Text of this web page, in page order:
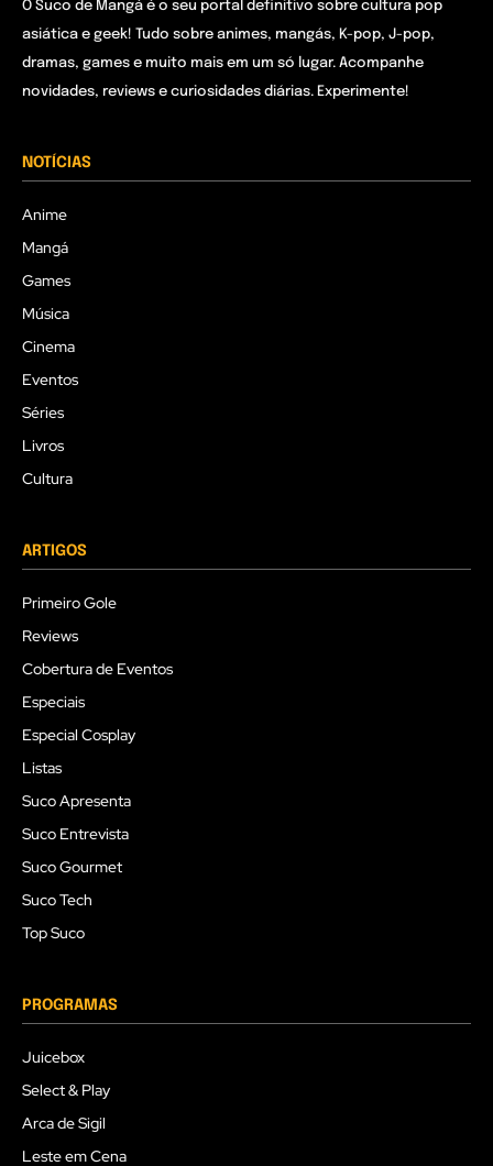
O Suco de Mangá é o seu portal definitivo sobre cultura pop
asiática e geek! Tudo sobre animes, mangás, K-pop, J-pop,
dramas, games e muito mais em um só lugar. Acompanhe
novidades, reviews e curiosidades diárias. Experimente!
NOTÍCIAS
Anime
Mangá
Games
Música
Cinema
Eventos
Séries
Livros
Cultura
ARTIGOS
Primeiro Gole
Reviews
Cobertura de Eventos
Especiais
Especial Cosplay
Listas
Suco Apresenta
Suco Entrevista
Suco Gourmet
Suco Tech
Top Suco
PROGRAMAS
Juicebox
Select & Play
Arca de Sigil
Leste em Cena